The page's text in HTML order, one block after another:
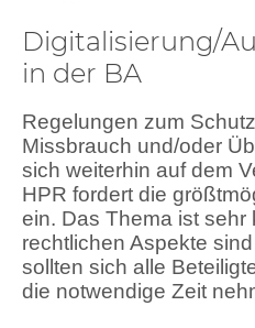
Digitalisierung/
in der BA
Regelungen zum
Missbrauch und/oder
sich weiterhin auf dem
HPR fordert die
ein. Das Thema ist sehr
rechtlichen Aspekte
sollten sich alle
die notwendige Zeit